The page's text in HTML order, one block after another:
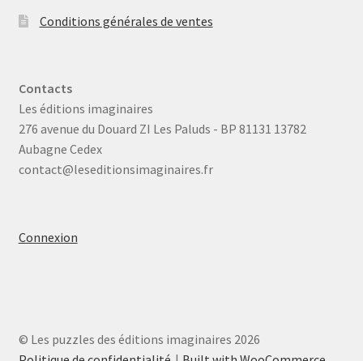
Conditions générales de ventes
Contacts
Les éditions imaginaires
276 avenue du Douard ZI Les Paluds - BP 81131 13782
Aubagne Cedex
contact@leseditionsimaginaires.fr
Connexion
© Les puzzles des éditions imaginaires 2026